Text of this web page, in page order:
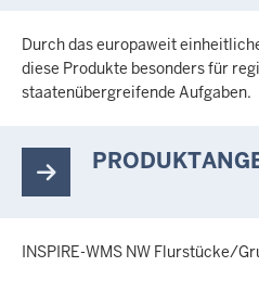
Durch das europaweit
diese Produkte besonders für
staatenübergreifende Aufgaben.
INSPIRE-WMS NW Flurstücke/